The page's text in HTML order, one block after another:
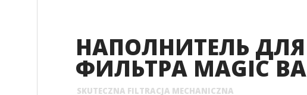
СВЕТИЛЬНИКИ ДЛЯ ПРУДА
НАГРЕВАТЕЛИ ДЛЯ ПРУДА
НАПОЛНИТЕЛЬ ДЛЯ
ФИЛЬТРА MAGIC
SKUTECZNA FILTRACJA MECHANICZNA